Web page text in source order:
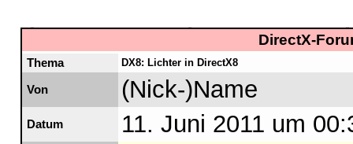
DirectX-
Thema DX8: Lichter in DirectX8
Von (Nick-)Name
Datum 11. Juni 2011 um